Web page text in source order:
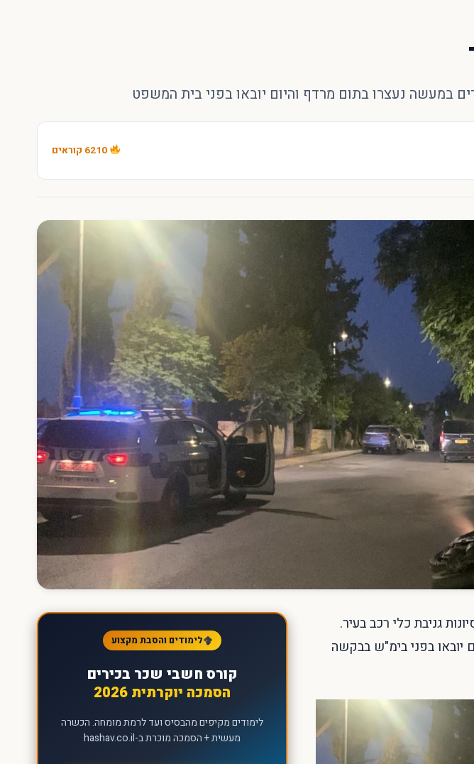
במעשה נעצרו בתום מרדף והיום יובאו בפני בית המשפט
גניבת כלי רכב בעיר.
יובאו בפני בימ"ש בבקשה
לימודים והסבת מקצוע
קורס חשבי שכר בכירים
הסמכה יוקרתית 2026
לימודים מקיפים מהבסיס ועד לרמת מומחה. הכשרה
מעשית + הסמכה מוכרת ב-hashav.co.il